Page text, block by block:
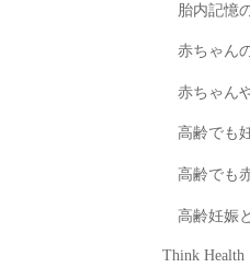
胎内記憶
赤ちゃん
赤ちゃん
高齢でも
高齢でも
高齢妊娠
Think Health